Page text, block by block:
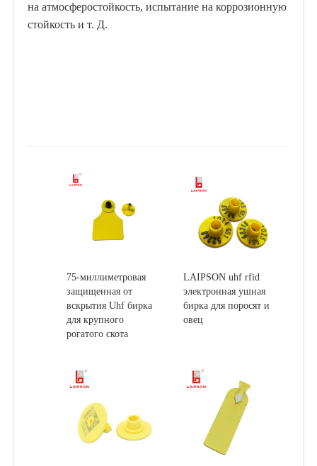
на атмосферостойкость, испытание на коррозионную
стойкость и т. Д.
75-миллиметровая
защищенная от
вскрытия Uhf бирка
для крупного
рогатого скота
LAIPSON uhf rfid
электронная ушная
бирка для поросят и
овец